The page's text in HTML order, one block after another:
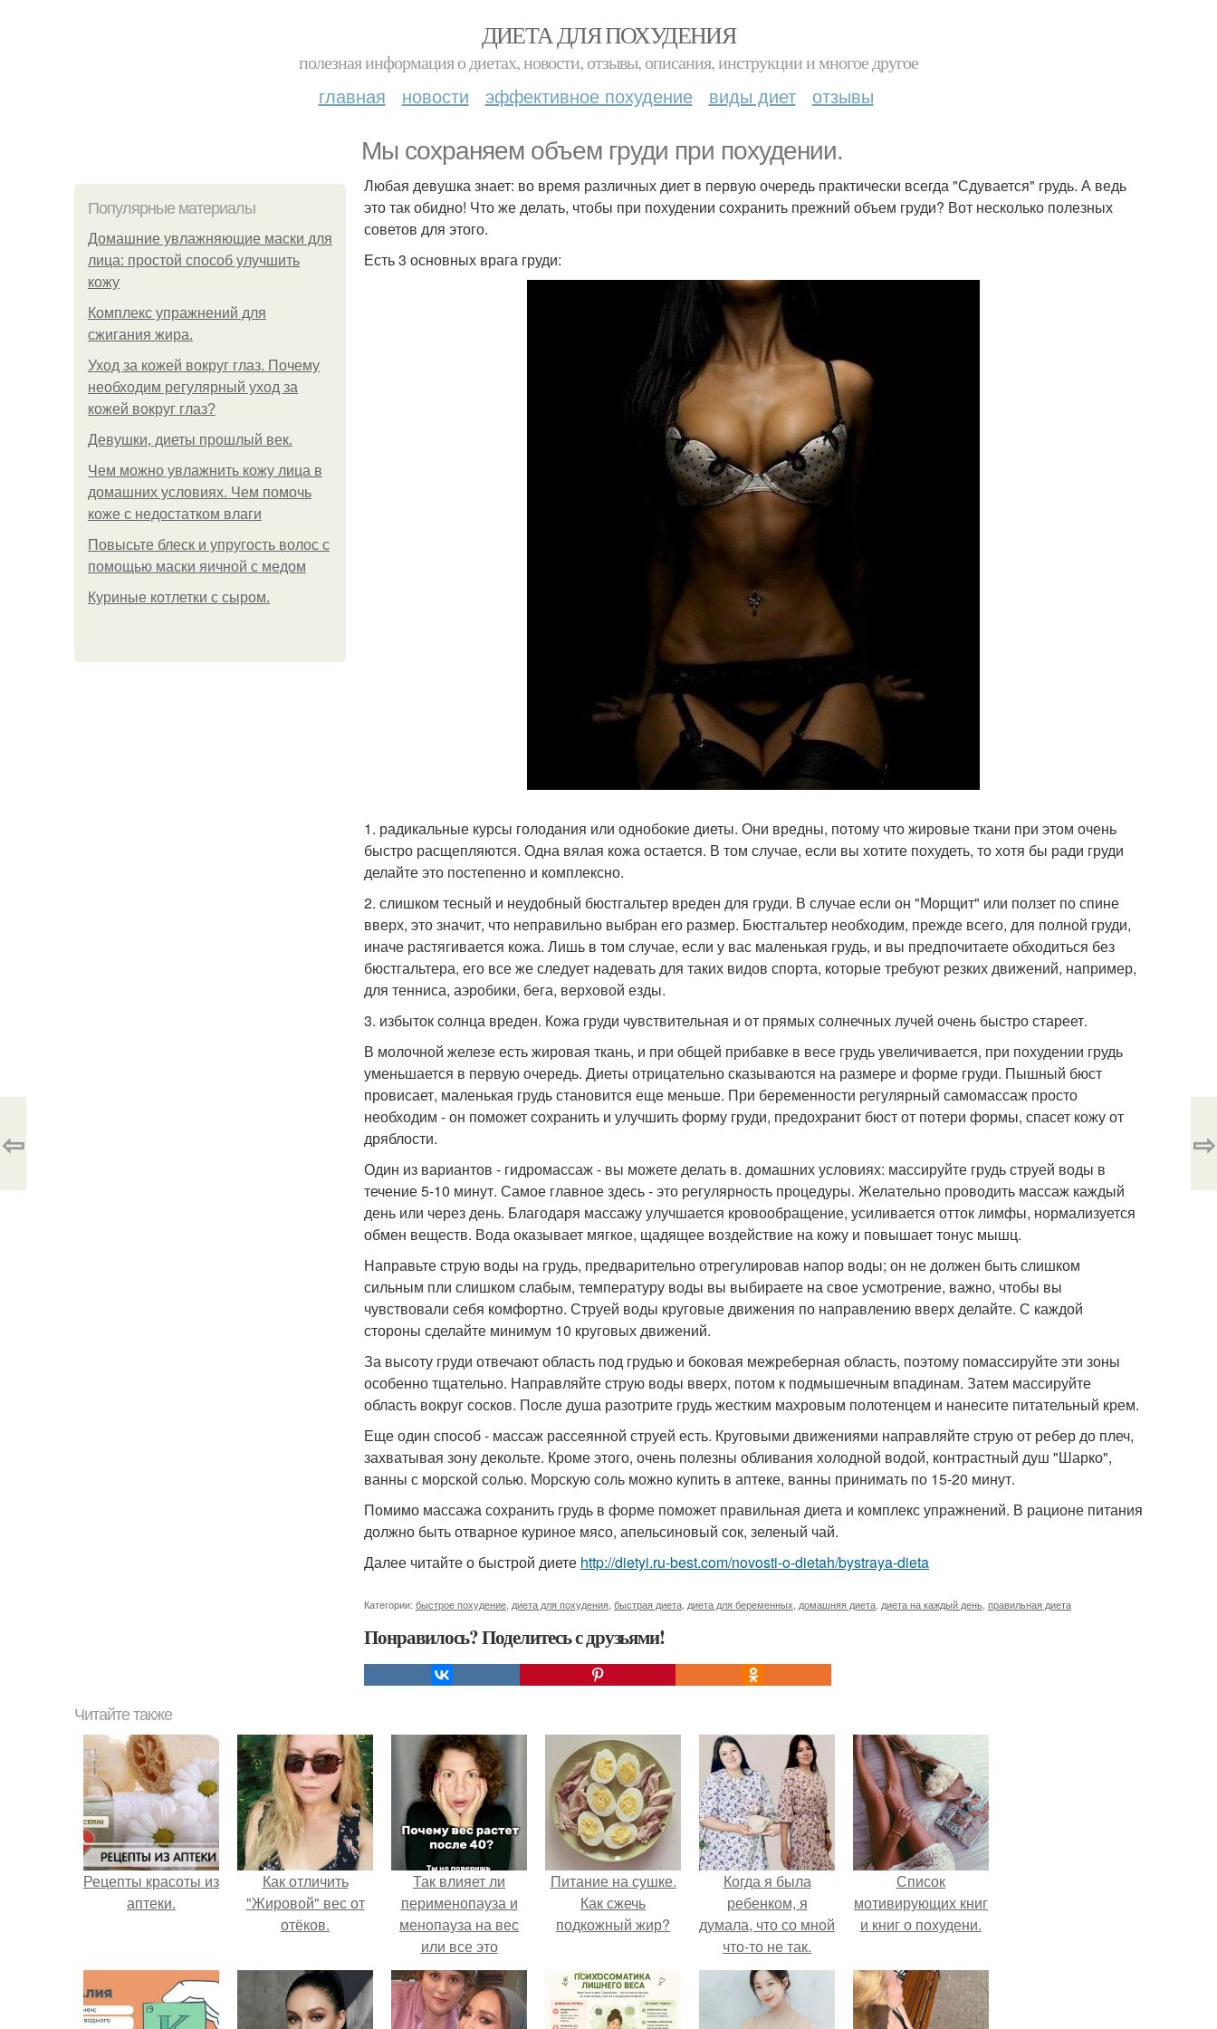
ДИЕТА ДЛЯ ПОХУДЕНИЯ
полезная информация о диетах, новости, отзывы, описания, инструкции и многое другое
главная новости эффективное похудение виды диет отзывы
Мы сохраняем объем груди при похудении.
Популярные материалы
Домашние увлажняющие маски для
лица: простой способ улучшить
кожу
Комплекс упражнений для
сжигания жира.
Уход за кожей вокруг глаз. Почему
необходим регулярный уход за
кожей вокруг глаз?
Девушки, диеты прошлый век.
Чем можно увлажнить кожу лица в
домашних условиях. Чем помочь
коже с недостатком влаги
Повысьте блеск и упругость волос с
помощью маски яичной с медом
Куриные котлетки с сыром.
Любая девушка знает: во время различных диет в первую очередь практически всегда "Сдувается" грудь. А ведь
это так обидно! Что же делать, чтобы при похудении сохранить прежний объем груди? Вот несколько полезных
советов для этого.
Есть 3 основных врага груди:
1. радикальные курсы голодания или однобокие диеты. Они вредны, потому что жировые ткани при этом очень
быстро расщепляются. Одна вялая кожа остается. В том случае, если вы хотите похудеть, то хотя бы ради груди
делайте это постепенно и комплексно.
2. слишком тесный и неудобный бюстгальтер вреден для груди. В случае если он "Морщит" или ползет по спине
вверх, это значит, что неправильно выбран его размер. Бюстгальтер необходим, прежде всего, для полной груди,
иначе растягивается кожа. Лишь в том случае, если у вас маленькая грудь, и вы предпочитаете обходиться без
бюстгальтера, его все же следует надевать для таких видов спорта, которые требуют резких движений, например,
для тенниса, аэробики, бега, верховой езды.
3. избыток солнца вреден. Кожа груди чувствительная и от прямых солнечных лучей очень быстро стареет.
В молочной железе есть жировая ткань, и при общей прибавке в весе грудь увеличивается, при похудении грудь
уменьшается в первую очередь. Диеты отрицательно сказываются на размере и форме груди. Пышный бюст
провисает, маленькая грудь становится еще меньше. При беременности регулярный самомассаж просто
необходим - он поможет сохранить и улучшить форму груди, предохранит бюст от потери формы, спасет кожу от
дряблости.
Один из вариантов - гидромассаж - вы можете делать в. домашних условиях: массируйте грудь струей воды в
течение 5-10 минут. Самое главное здесь - это регулярность процедуры. Желательно проводить массаж каждый
день или через день. Благодаря массажу улучшается кровообращение, усиливается отток лимфы, нормализуется
обмен веществ. Вода оказывает мягкое, щадящее воздействие на кожу и повышает тонус мышц.
Направьте струю воды на грудь, предварительно отрегулировав напор воды; он не должен быть слишком
сильным пли слишком слабым, температуру воды вы выбираете на свое усмотрение, важно, чтобы вы
чувствовали себя комфортно. Струей воды круговые движения по направлению вверх делайте. С каждой
стороны сделайте минимум 10 круговых движений.
За высоту груди отвечают область под грудью и боковая межреберная область, поэтому помассируйте эти зоны
особенно тщательно. Направляйте струю воды вверх, потом к подмышечным впадинам. Затем массируйте
область вокруг сосков. После душа разотрите грудь жестким махровым полотенцем и нанесите питательный крем.
Еще один способ - массаж рассеянной струей есть. Круговыми движениями направляйте струю от ребер до плеч,
захватывая зону декольте. Кроме этого, очень полезны обливания холодной водой, контрастный душ "Шарко",
ванны с морской солью. Морскую соль можно купить в аптеке, ванны принимать по 15-20 минут.
Помимо массажа сохранить грудь в форме поможет правильная диета и комплекс упражнений. В рационе питания
должно быть отварное куриное мясо, апельсиновый сок, зеленый чай.
Далее читайте о быстрой диете http://dietyi.ru-best.com/novosti-o-dietah/bystraya-dieta
Категории: быстрое похудение диета для похудения быстрая диета диета для беременных домашняя диета диета на каждый день правильная диета
Понравилось? Поделитесь с друзьями!
⇦ ⇨
Читайте также
Рецепты красоты из
аптеки.
Как отличить
"Жировой" вес от
отёков.
Так влияет ли
перименопауза и
менопауза на вес
или все это
ерунда?
Питание на сушке.
Как сжечь
подкожный жир?
Когда я была
ребенком, я
думала, что со мной
что-то не так.
Список
мотивирующих книг
и книг о похудени.